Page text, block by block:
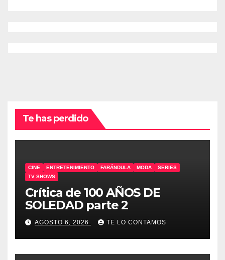
Te has perdido
CINE ENTRETENIMIENTO FARÁNDULA MODA
SERIES
TV SHOWS
Crítica de 100 AÑOS DE
SOLEDAD parte 2
AGOSTO 6, 2026 TE LO CONTAMOS